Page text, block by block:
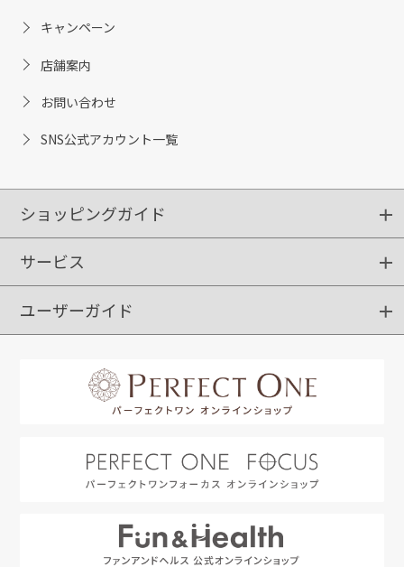
キャンペーン
店舗案内
お問い合わせ
SNS公式アカウント一覧
ショッピングガイド
ショッピングガイド
ご注文方法
送料・配送
クーポンご利用方法
サービス
定期購入
ポイントサービス
お知らせメール
ユーザーガイド